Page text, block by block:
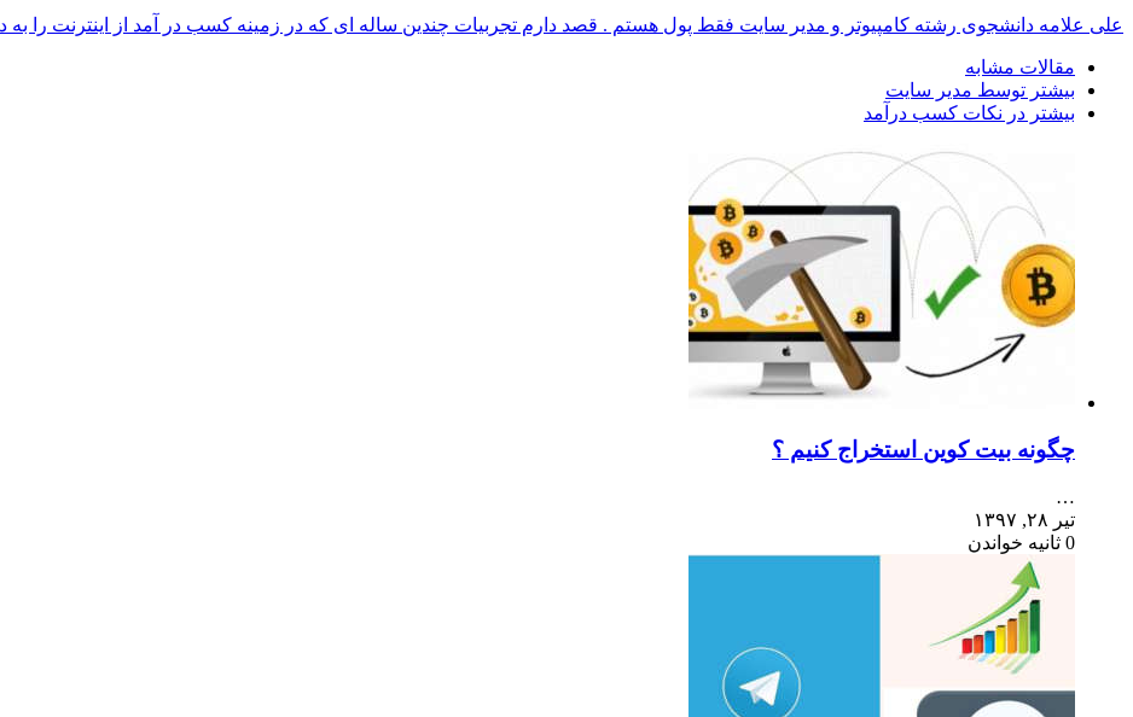
علی علامه دانشجوی رشته کامپیوتر و مدیر سایت فقط پول هستم . قصد دارم تجربیات چندین ساله ای که در زمینه کسب در آمد از اینترنت را به
مقالات مشابه
بیشتر توسط مدیر سایت
بیشتر در نکات کسب درآمد
چگونه بیت کوین استخراج کنیم ؟
…
تیر ۲۸, ۱۳۹۷
0 ثانیه خواندن